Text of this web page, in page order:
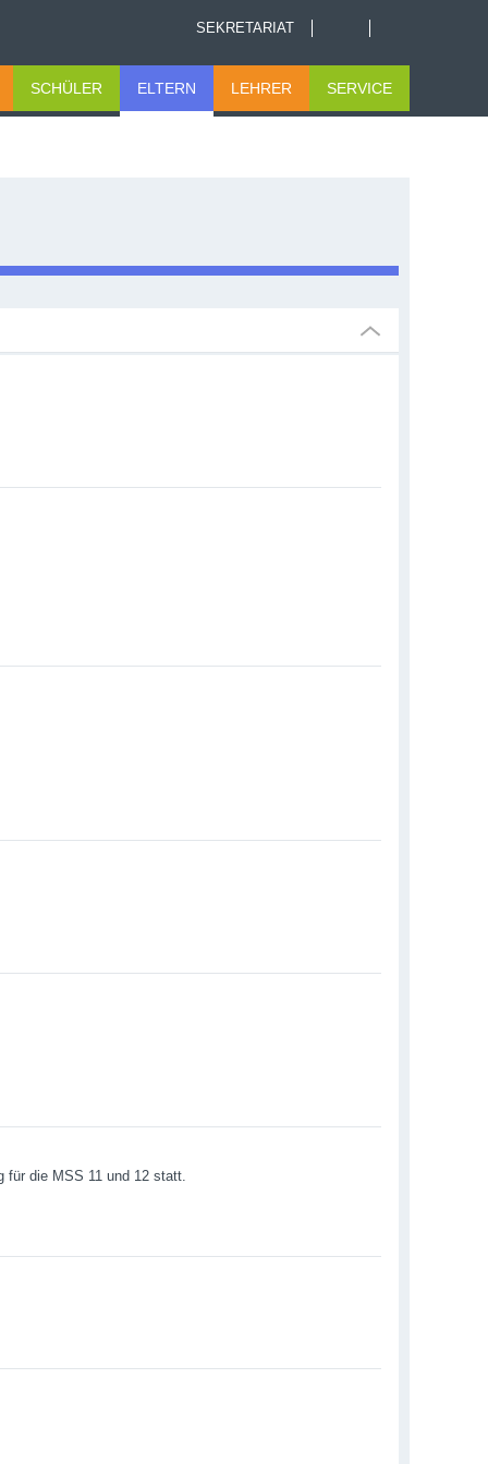
SEKRETARIAT
SCHÜLER ELTERN LEHRER SERVICE
für die MSS 11 und 12 statt.